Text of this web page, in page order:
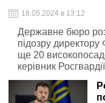
18.05.2024 в 13:12
Державне бюро
підозру
ще 20
керівник
зібрали докази їх
Євромайдану.